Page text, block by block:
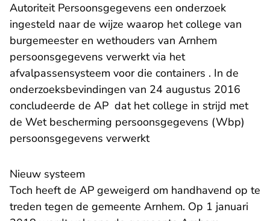
Autoriteit Persoonsgegevens een onderzoek
ingesteld naar de wijze waarop het college van
burgemeester en wethouders van Arnhem
persoonsgegevens verwerkt via het
afvalpassensysteem voor die containers . In de
onderzoeksbevindingen van 24 augustus 2016
concludeerde de AP dat het college in strijd met
de Wet bescherming persoonsgegevens (Wbp)
persoonsgegevens verwerkt
Nieuw systeem
Toch heeft de AP geweigerd om handhavend op te
treden tegen de gemeente Arnhem. Op 1 januari